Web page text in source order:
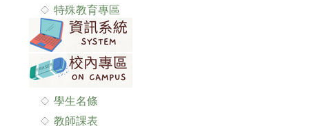
特殊教育專區
學生名條
教師課表